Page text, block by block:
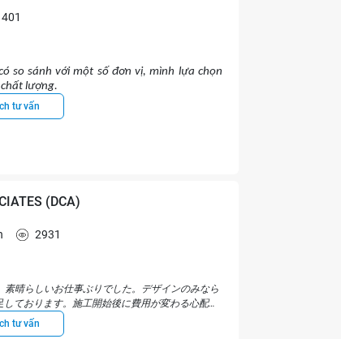
so sánh với một số đơn vị, mình lựa chọn
lượng.
cũng làm trong nghề, nên so với khâu
doanh) mình đánh giá là sâu sát hơn.
tư vấn
(DCA)
2931
晴らしいお仕事ぶりでした。デザインのみなら
ております。施工開始後に費用が変わる心配が
thực sự là một trong những gương mặt thiết
phẩm chất. Công việc của anh ấy thực sự xuất
tư vấn